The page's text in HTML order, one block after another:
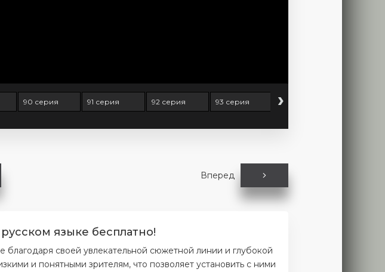
90 серия 91 серия 92 серия 93 серия 94 серия
›
Вперед
языке бесплатно!
своей увлекательной сюжетной линии и глубокой
и понятными зрителям, что позволяет установить с ними